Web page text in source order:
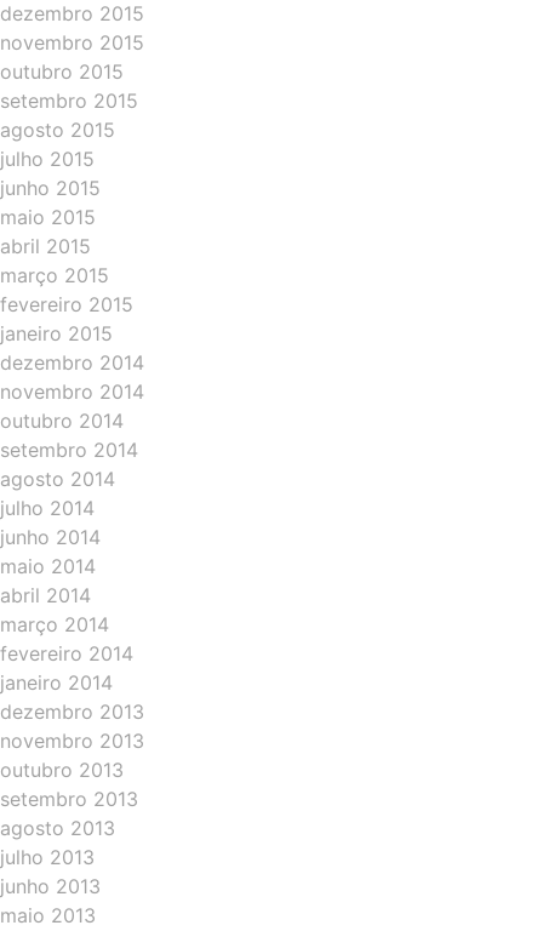
dezembro 2015
novembro 2015
outubro 2015
setembro 2015
agosto 2015
julho 2015
junho 2015
maio 2015
abril 2015
março 2015
fevereiro 2015
janeiro 2015
dezembro 2014
novembro 2014
outubro 2014
setembro 2014
agosto 2014
julho 2014
junho 2014
maio 2014
abril 2014
março 2014
fevereiro 2014
janeiro 2014
dezembro 2013
novembro 2013
outubro 2013
setembro 2013
agosto 2013
julho 2013
junho 2013
maio 2013